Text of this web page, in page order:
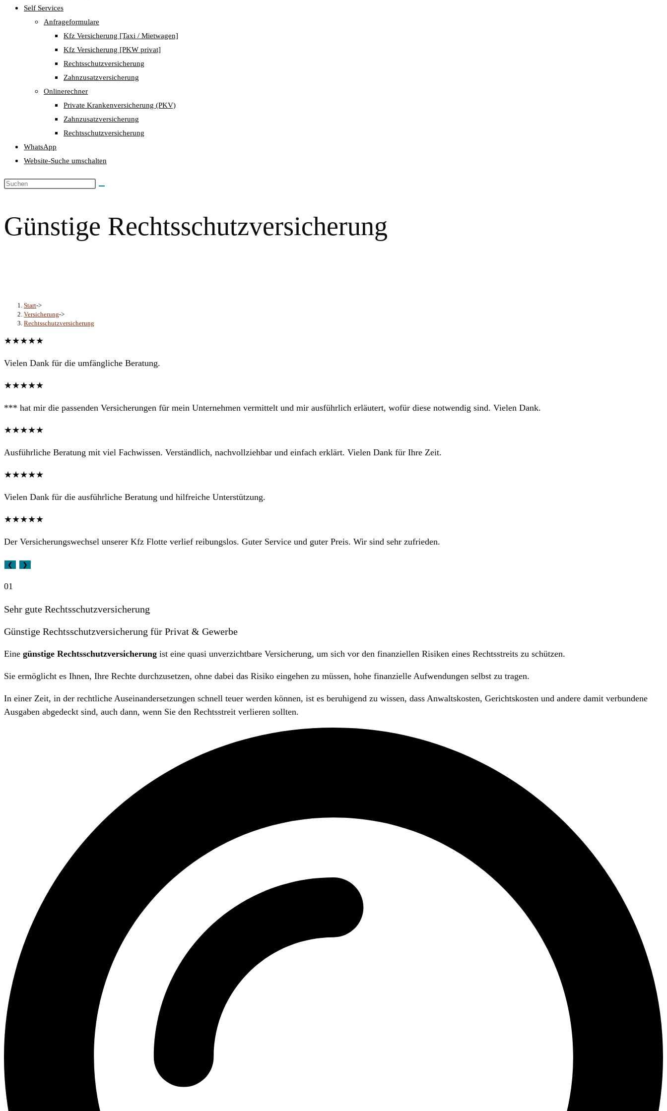
Self Services
Anfrageformulare
Kfz Versicherung [Taxi / Mietwagen]
Kfz Versicherung [PKW privat]
Rechtsschutzversicherung
Zahnzusatzversicherung
Onlinerechner
Private Krankenversicherung (PKV)
Zahnzusatzversicherung
Rechtsschutzversicherung
WhatsApp
Website-Suche umschalten
Günstige Rechtsschutzversicherung
Start->
Versicherung->
Rechtsschutzversicherung
★★★★★
Vielen Dank für die umfängliche Beratung.
★★★★★
*** hat mir die passenden Versicherungen für mein Unternehmen vermittelt und mir ausführlich erläutert, wofür diese notwendig sind. Vielen Dank.
★★★★★
Ausführliche Beratung mit viel Fachwissen. Verständlich, nachvollziehbar und einfach erklärt. Vielen Dank für Ihre Zeit.
★★★★★
Vielen Dank für die ausführliche Beratung und hilfreiche Unterstützung.
★★★★★
Der Versicherungswechsel unserer Kfz Flotte verlief reibungslos. Guter Service und guter Preis. Wir sind sehr zufrieden.
❮ ❯
01
Sehr gute Rechtsschutzversicherung
Günstige Rechtsschutzversicherung für Privat & Gewerbe
Eine günstige Rechtsschutzversicherung ist eine quasi unverzichtbare Versicherung, um sich vor den finanziellen Risiken eines Rechtsstreits zu schützen.
Sie ermöglicht es Ihnen, Ihre Rechte durchzusetzen, ohne dabei das Risiko eingehen zu müssen, hohe finanzielle Aufwendungen selbst zu tragen.
In einer Zeit, in der rechtliche Auseinandersetzungen schnell teuer werden können, ist es beruhigend zu wissen, dass Anwaltskosten, Gerichtskosten und andere damit verbundene
Ausgaben abgedeckt sind, auch dann, wenn Sie den Rechtsstreit verlieren sollten.